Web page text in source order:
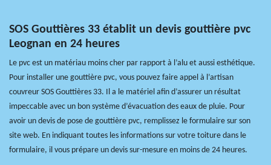
SOS Gouttières 33 établit un devis gouttière pvc
Leognan en 24 heures
Le pvc est un matériau moins cher par rapport à l’alu et aussi esthétique.
Pour installer une gouttière pvc, vous pouvez faire appel à l’artisan
couvreur SOS Gouttières 33. Il a le matériel afin d’assurer un résultat
impeccable avec un bon système d’évacuation des eaux de pluie. Pour
avoir un devis de pose de gouttière pvc, remplissez le formulaire sur son
site web. En indiquant toutes les informations sur votre toiture dans le
formulaire, il vous prépare un devis sur-mesure en moins de 24 heures.